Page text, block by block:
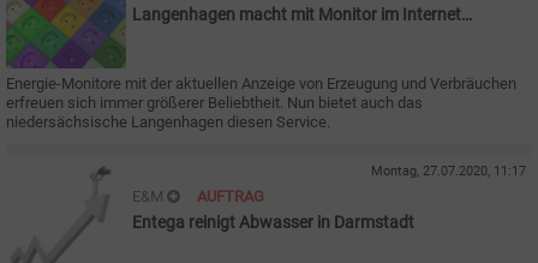
Langenhagen macht mit Monitor im Internet
Energie-Monitore mit der aktuellen Anzeige von Erzeugung und Verbräuchen
erfreuen sich immer größerer Beliebtheit. Nun bietet auch das
niedersächsische Langenhagen diesen Service.
Montag, 27.07.2020, 11:17
E&M AUFTRAG
Entega reinigt Abwasser in Darmstadt